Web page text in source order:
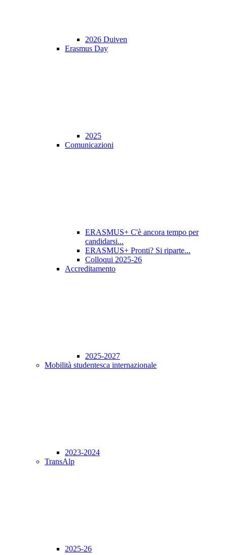
2026 Duiven
Erasmus Day
2025
Comunicazioni
ERASMUS+ C'è ancora tempo per
candidarsi...
ERASMUS+ Pronti? Si riparte...
Colloqui 2025-26
Accreditamento
2025-2027
Mobilità studentesca internazionale
2023-2024
TransAlp
2025-26